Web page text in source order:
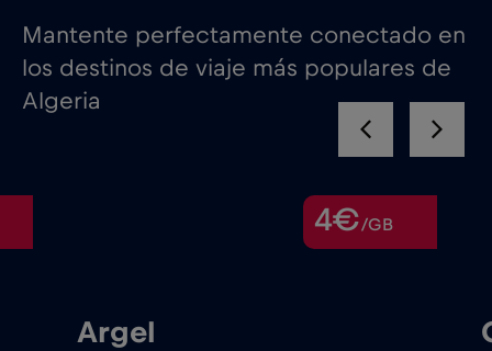
Mantente perfectamente conectado en
los destinos de viaje más populares de
Algeria
4€/GB
Argel